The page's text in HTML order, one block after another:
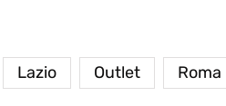
Lazio Outlet Roma